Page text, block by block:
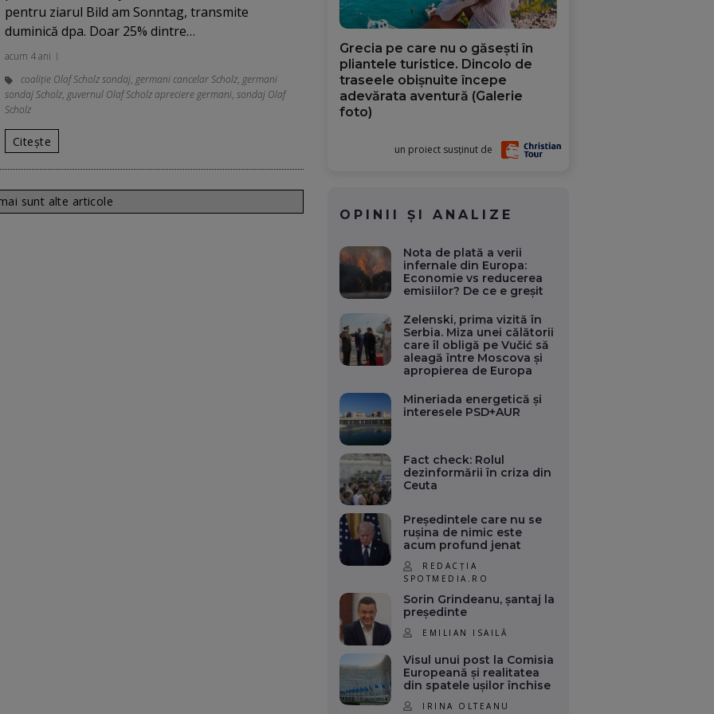
pentru ziarul Bild am Sonntag, transmite
duminică dpa. Doar 25% dintre…
acum 4 ani
coaliție Olaf Scholz sondaj, germani cancelar Scholz, germani
sondaj Scholz, guvernul Olaf Scholz apreciere germani, sondaj Olaf
Scholz
Citește
sunt alte articole
Grecia pe care nu o găsești în
pliantele turistice. Dincolo de
traseele obișnuite începe
adevărata aventură (Galerie
foto)
un proiect susținut de
OPINII ȘI ANALIZE
Nota de plată a verii
infernale din Europa:
Economie vs reducerea
emisiilor? De ce e greșit
Zelenski, prima vizită în
Serbia. Miza unei călătorii
care îl obligă pe Vučić să
aleagă între Moscova și
apropierea de Europa
Mineriada energetică și
interesele PSD+AUR
Fact check: Rolul
dezinformării în criza din
Ceuta
Președintele care nu se
rușina de nimic este
acum profund jenat
REDACȚIA
SPOTMEDIA.RO
Sorin Grindeanu, șantaj la
președinte
EMILIAN ISAILĂ
Visul unui post la Comisia
Europeană și realitatea
din spatele ușilor închise
IRINA OLTEANU